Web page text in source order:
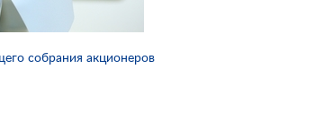
собрания акционеров